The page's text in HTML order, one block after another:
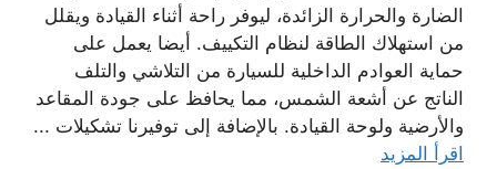
الضارة والحرارة الزائدة، ليوفر راحة أثناء القيادة ويقلل
من استهلاك الطاقة لنظام التكييف. أيضا يعمل على
حماية العوادم الداخلية للسيارة من التلاشي والتلف
الناتج عن أشعة الشمس، مما يحافظ على جودة المقاعد
والأرضية ولوحة القيادة. بالإضافة إلى توفيرنا تشكيلات ...
اقرأ المزيد